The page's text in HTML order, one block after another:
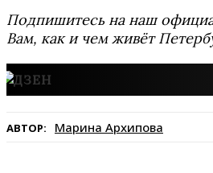
Подпишитесь на наш
Вам, как и чем живёт
АВТОР: Марина Архипова